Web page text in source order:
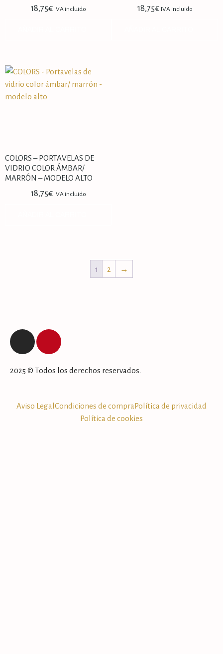
18,75€ IVA incluido 18,75€ IVA incluido
COLORS – PORTAVELAS DE
VIDRIO COLOR ÁMBAR/
MARRÓN – MODELO ALTO
18,75€ IVA incluido
1 2 →
2025 © Todos los derechos reservados.
Aviso Legal Condiciones de compraPolítica de privacidad
Política de cookies